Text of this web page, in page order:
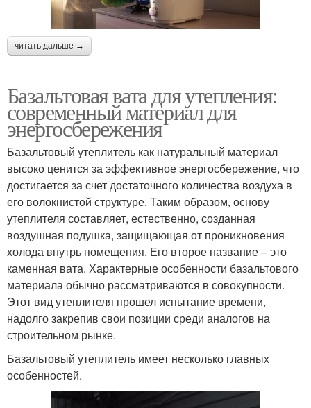
читать дальше →
Базальтовая вата для утепления:
современный материал для
энергосбережения
Базальтовый утеплитель как натуральный материал
высоко ценится за эффективное энергосбережение, что
достигается за счет достаточного количества воздуха в
его волокнистой структуре. Таким образом, основу
утеплителя составляет, естественно, созданная
воздушная подушка, защищающая от проникновения
холода внутрь помещения. Его второе название – это
каменная вата. Характерные особенности базальтового
материала обычно рассматриваются в совокупности.
Этот вид утеплителя прошел испытание времени,
надолго закрепив свои позиции среди аналогов на
строительном рынке.
Базальтовый утеплитель имеет несколько главных
особенностей.